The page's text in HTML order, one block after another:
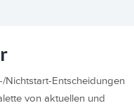
Nichtstart-Entscheidungen
von aktuellen und